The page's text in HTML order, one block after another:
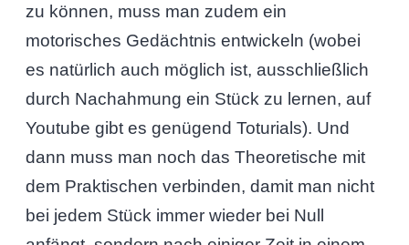
zu können, muss man zudem ein
motorisches Gedächtnis entwickeln (wobei
es natürlich auch möglich ist, ausschließlich
durch Nachahmung ein Stück zu lernen, auf
Youtube gibt es genügend Toturials). Und
dann muss man noch das Theoretische mit
dem Praktischen verbinden, damit man nicht
bei jedem Stück immer wieder bei Null